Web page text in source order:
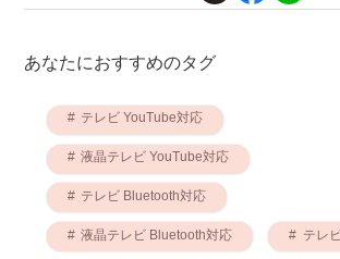
あなたにおすすめのタグ
テレビ YouTube対応
液晶テレビ YouTube対応
テレビ Bluetooth対応
液晶テレビ Bluetooth対応 テレ